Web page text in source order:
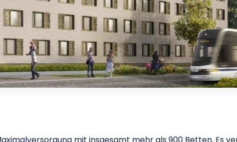
mit insgesamt mehr als 900 Betten. Es